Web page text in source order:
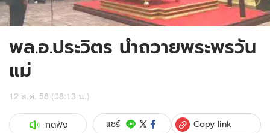
พล.อ.ประวิตร นำถวายพระพรวัน
แม่
12 ส.ค. 58 (08:13 น.)
กดฟัง แชร์ Copy link